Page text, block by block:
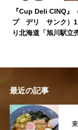
『Cup Deli CINQ』
プ デリ サンク）1
り北海道「旭川駅立
最近の記事